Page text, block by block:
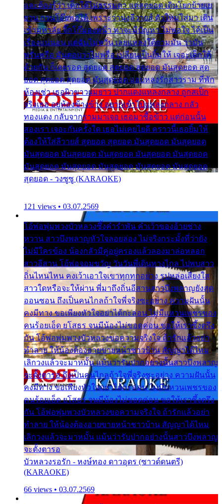
และต้องรู้ว่า เด็กใต้ไม่ธรรมดา แต่สุดยอด เดินโยกย้ายเย
ยวน กวนโอ๊ยพอได้ เพราะว่านุ่งลีวายส์ ตัวใหม่ใส่มา เดิน
เข้ามหาลัย จิ๊กโก๊มองหน้า ท่าจะมีปัญหา ไม่พอใจ ได้เป็น
เรื่องแน่นอน แต่ฉันไม่หวั่น เลยแหลงใต้ถามมัน ว่ามัน
พรั่นพรือ มันตอบว่าไม่พรื่อ เปลี่ยนเป็นยิ้มให้ เจอะเด็กใต้
ด้วยกัน ก็เลยรอด สุดยอด สุดยอด สุดยอด มันสุดยอด สุด
ยอด สุดยอด สุดยอด มันสุดยอด แอบหลงรักสาวราม ที่พัก
ห้องเช่า เธอผิวขาวผมยาว ปากแดงแหลงกลาง ถูกสเป็ก
จริงเธอ อยู่ห้องข้างข้าง อยากเข้าไปแหลงกลาง กลัว
ทองแดง กลับจากรามมาเจอ เธอมาซื้อข้าว แต่ก่อนนั้น
สองเรา เจอะกันครั้งใด เธอไม่เคยไยดี คราวนี้เธอยิ้มให้
ต้องให้ใส่ลีวายส์ สุดยอด สุดยอด มันสุดยอด มันสุดยอด
มันสุดยอด มันสุดยอด มันสุดยอด มันสุดยอด มันสุดยอด
มันสุดยอด มันสุดยอด มันสุดยอด มันสุดยอด มันสุดยอด
สุดยอด - วงซูซู (KARAOKE)
121 views • 03.07.2569
โอ้พ่อพุ่มพวงบัวหลวงซึ้งคำรำพัน คำเว้าของอ้ายช่าง
หวาน สาวบึงพลาญหัวใจลอยล่อง ไม่จริงกระมั้งที่ว่ายัง
ไม่มีใครข้อง น้องกลัวมีคู่อยู่ครองแล้วลองมาล่อหลอก
สาวอีสาน โอ้พ่อจอมขวัญ วันวันพี่เดินทางไกล ไปพบสาว
ถิ่นไหนไหน คงเว้าเอาใจเขาทุกทุกอย่าง รูปหล่อเสียงใส
สาวใดหรือจะให้ผ่าน พี่มาถึงถิ่นอีสานสาวบึงพลาญยังสุด
ออนซอน ถึงเป็นคนไกลถ้าใจพี่จริงซะอย่าง ความฝันนั้น
คงมีทาง ขอเพียงหัวใจอย่าได้กะล่อน ไม่มีแหวนเพชรของ
คนร้อยเอ็ด ยโสธร จนมีน้องไม่ขอดค่อน ขอให้เราซึ้งตรึง
กัน โอ้พ่อพุ่มพวงบัวหลวงขอความจริงใจ ถ้ารักแล้วอย่า
ทำลาย ให้น้องต้องอายขายหน้าชาวบ้าน สัญญาได้ไหม
เลิกวงแล้วจะมาหมั้น แม้นว่ารับปากอย่างนั้นสาวบึงพลาญ
จะตั้งตารอ ถึงเป็นคนไกลถ้าใจพี่จริงซะอย่าง ความฝันนั้น
คงมีทาง ขอเพียงหัวใจอย่าได้กะล่อน ไม่มีแหวนเพชรของ
คนร้อยเอ็ด ยโสธร จนมีน้องไม่ขอดค่อน ขอให้เราซึ้งตรึง
กัน โอ้พ่อพุ่มพวงบัวหลวงขอความจริงใจ ถ้ารักแล้วอย่า
ทำลาย ให้น้องต้องอายขายหน้าชาวบ้าน สัญญาได้ไหม
เลิกวงแล้วจะมาหมั้น แม้นว่ารับปากอย่างนั้นสาวบึงพลาญ
จะตั้งตารอ
บัวหลวงรอรัก - หงษ์ทอง ดาวอุดร (ซาวด์ดนตรี)
(KARAOKE)
66 views • 03.07.2569